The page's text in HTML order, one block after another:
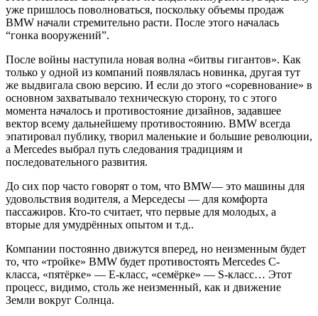
уже пришлось поволноваться, поскольку объемы продаж
BMW начали стремительно расти. После этого началась
“гонка вооружений”.
После войны наступила новая волна «битвы гигантов». Как
только у одной из компаний появлялась новинка, другая тут
же выдвигала свою версию. И если до этого «соревнование» в
основном захватывало техническую сторону, то с этого
момента началось и противостояние дизайнов, задавшее
вектор всему дальнейшему противостоянию. BMW всегда
эпатировал публику, творил маленькие и большие революции,
а Mercedes выбрал путь следования традициям и
последовательного развития.
До сих пор часто говорят о том, что BMW— это машины для
удовольствия водителя, а Мерседесы — для комфорта
пассажиров. Кто-то считает, что первые для молодых, а
вторые для умудрённых опытом и т.д..
Компании постоянно движутся вперед, но неизменным будет
то, что «тройке» BMW будет противостоять Mercedes С-
класса, «пятёрке» — Е-класс, «семёрке» — S-класс… Этот
процесс, видимо, столь же неизменный, как и движение
Земли вокруг Солнца.